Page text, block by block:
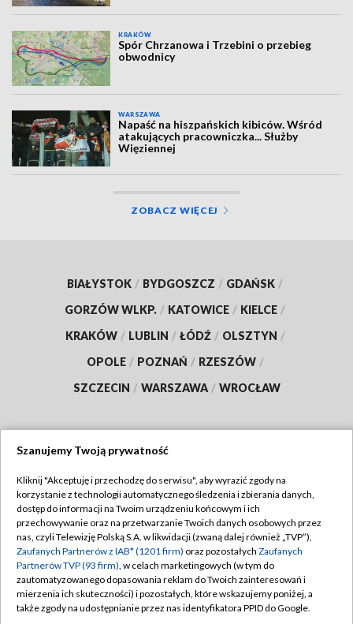
KRAKÓW
Spór Chrzanowa i Trzebini o przebieg
obwodnicy
WARSZAWA
Napaść na hiszpańskich kibiców. Wśród
atakujących pracowniczka... Służby
Więziennej
ZOBACZ WIĘCEJ
BIAŁYSTOK / BYDGOSZCZ / GDAŃSK /
GORZÓW WLKP. / KATOWICE / KIELCE /
KRAKÓW / LUBLIN / ŁÓDŹ / OLSZTYN /
OPOLE / POZNAŃ / RZESZÓW /
SZCZECIN / WARSZAWA / WROCŁAW
TVP
Abonament TVP
Emisja w TVP
Centrum informacji TVP
Naziemna Telewizja Cyfrowa
Regulamin TVP
Polityka prywatności
Moje zgody
Pomoc
Szanujemy Twoją prywatność
Kliknij "Akceptuję i przechodzę do serwisu", aby wyrazić zgody na
korzystanie z technologii automatycznego śledzenia i zbierania danych,
dostęp do informacji na Twoim urządzeniu końcowym i ich
przechowywanie oraz na przetwarzanie Twoich danych osobowych przez
nas, czyli Telewizję Polską S.A. w likwidacji (zwaną dalej również „TVP”),
Zaufanych Partnerów z IAB* (1201 firm) oraz pozostałych Zaufanych
Partnerów TVP (93 firm), w celach marketingowych (w tym do
zautomatyzowanego dopasowania reklam do Twoich zainteresowań i
mierzenia ich skuteczności) i pozostałych, które wskazujemy poniżej, a
także zgody na udostępnianie przez nas identyfikatora PPID do Google.